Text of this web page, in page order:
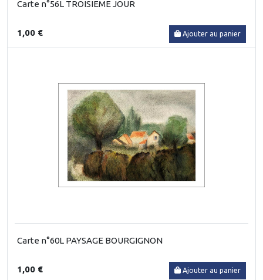
Carte n°56L TROISIEME JOUR
1,00 € Ajouter au panier
Carte n°60L PAYSAGE BOURGIGNON
1,00 € Ajouter au panier